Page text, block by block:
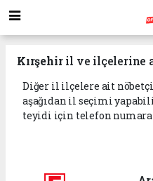
Kırşehiril ve ilçelerine
Diğer il ilçelere ait
aşağıdan il seçimi
teyidi için telefon